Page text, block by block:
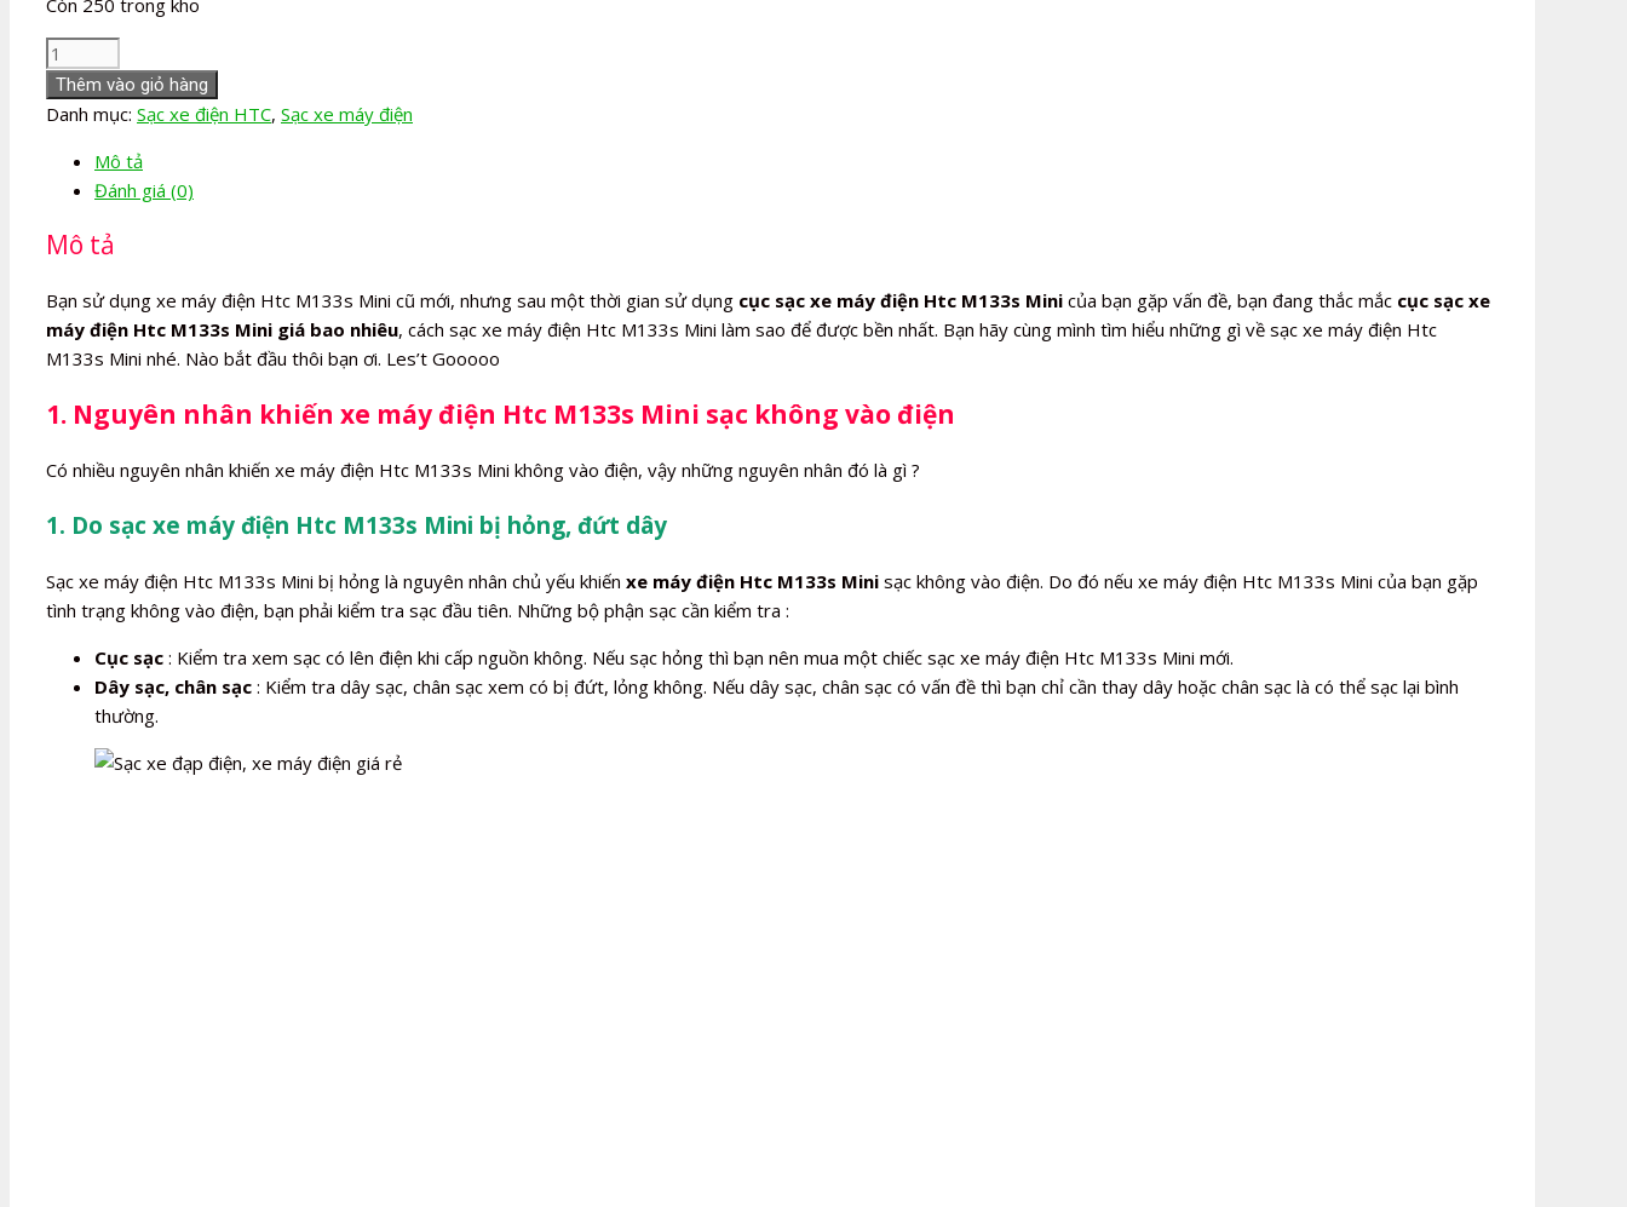
Sạc
xe
máy
Htc
M133s
số
Thêm vào giỏ hàng
Danh mục: Sạc xe điện HTC, Sạc xe máy điện
Mô tả
Đánh giá (0)
Mô tả
Bạn sử dụng xe máy điện Htc M133s Mini cũ mới, nhưng sau một thời gian sử dụng cục sạc xe máy điện Htc M133s Mini của bạn gặp vấn đề, bạn đang thắc mắc cục sạc xe
máy điện Htc M133s Mini giá bao nhiêu, cách sạc xe máy điện Htc M133s Mini làm sao để được bền nhất. Bạn hãy cùng mình tìm hiểu những gì về sạc xe máy điện Htc
M133s Mini nhé. Nào bắt đầu thôi bạn ơi. Les’t Gooooo
1. Nguyên nhân khiến xe máy điện Htc M133s Mini sạc không vào điện
Có nhiều nguyên nhân khiến xe máy điện Htc M133s Mini không vào điện, vậy những nguyên nhân đó là gì ?
1. Do sạc xe máy điện Htc M133s Mini bị hỏng, đứt dây
Sạc xe máy điện Htc M133s Mini bị hỏng là nguyên nhân chủ yếu khiến xe máy điện Htc M133s Mini sạc không vào điện. Do đó nếu xe máy điện Htc M133s Mini của bạn gặp
tình trạng không vào điện, bạn phải kiểm tra sạc đầu tiên. Những bộ phận sạc cần kiểm tra :
Cục sạc : Kiểm tra xem sạc có lên điện khi cấp nguồn không. Nếu sạc hỏng thì bạn nên mua một chiếc sạc xe máy điện Htc M133s Mini mới.
Dây sạc, chân sạc : Kiểm tra dây sạc, chân sạc xem có bị đứt, lỏng không. Nếu dây sạc, chân sạc có vấn đề thì bạn chỉ cần thay dây hoặc chân sạc là có thể sạc lại bình
thường.